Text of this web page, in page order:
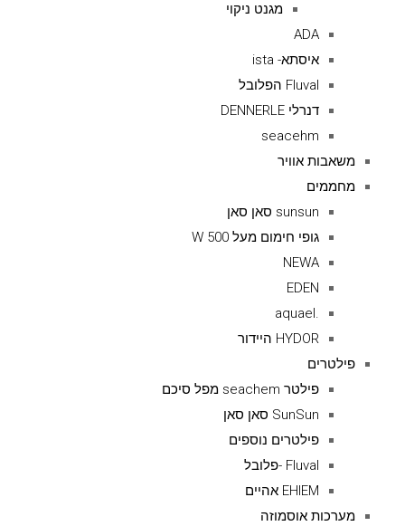
מגנט ניקוי
ADA
איסתא- ista
Fluval הפלובל
דנרלי DENNERLE
seacehm
משאבות אוויר
מחממים
sunsun סאן סאן
גופי חימום מעל 500 W
NEWA
EDEN
.aquael
HYDOR היידור
פילטרים
פילטר seachem מפל סיכם
SunSun סאן סאן
פילטרים נוספים
Fluval -פלובל
EHIEM אהיים
מערכות אוסמוזה